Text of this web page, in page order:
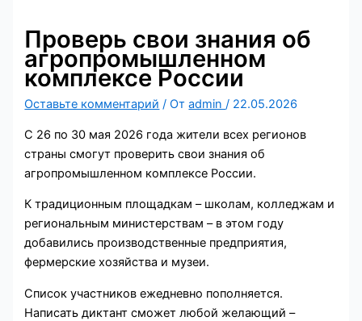
Проверь свои знания об
агропромышленном
комплексе России
Оставьте комментарий / Отadmin/ 22.05.2026
С 26 по 30 мая 2026 года жители всех регионов
страны смогут проверить свои знания об
агропромышленном комплексе России.
К традиционным площадкам – школам, колледжам и
региональным министерствам – в этом году
добавились производственные предприятия,
фермерские хозяйства и музеи.
Список участников ежедневно пополняется.
Написать диктант сможет любой желающий –